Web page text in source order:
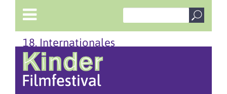
18. Internationales